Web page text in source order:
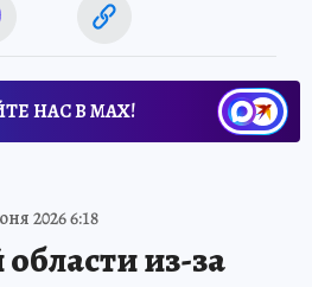
НАС В МАХ!
2026 6:18
из-за